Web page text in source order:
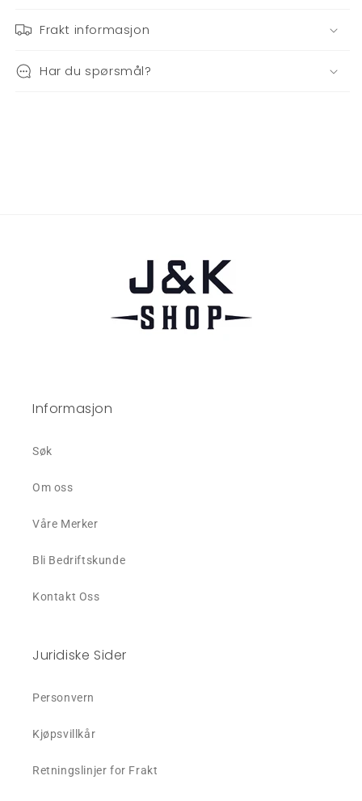
Frakt informasjon
Har du spørsmål?
Informasjon
Søk
Om oss
Våre Merker
Bli Bedriftskunde
Kontakt Oss
Juridiske Sider
Personvern
Kjøpsvillkår
Retningslinjer for Frakt